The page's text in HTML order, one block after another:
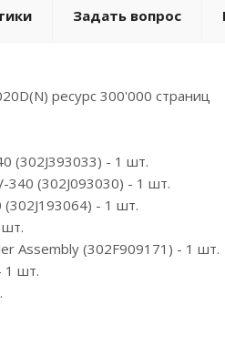
Задать вопрос
ресурс 300'000 cтраниц
(302J393033) - 1 шт.
340 (302J093030) - 1 шт.
(302J193064) - 1 шт.
Assembly (302F909171) - 1 шт.
1 шт.